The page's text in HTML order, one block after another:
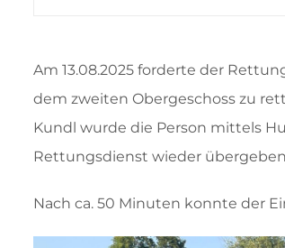
Am 13.08.2025 forderte der
dem zweiten Obergeschoss zu
Kundl wurde die Person mittels
Rettungsdienst wieder
Nach ca. 50 Minuten konnte der